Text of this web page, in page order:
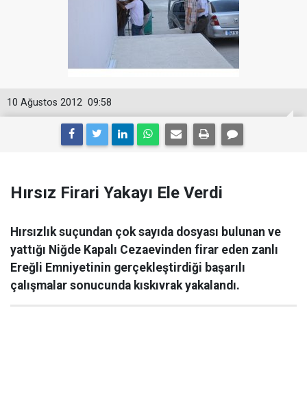
09:58
10 Ağustos 2012
Hırsız Firari Yakayı Ele Verdi
Hırsızlık suçundan çok sayıda dosyası bulunan ve
yattığı Niğde Kapalı Cezaevinden firar eden zanlı
Ereğli Emniyetinin gerçekleştirdiği başarılı
çalışmalar sonucunda kıskıvrak yakalandı.